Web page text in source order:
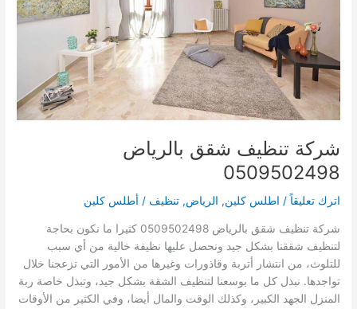
شركة تنظيف شقق بالرياض
0509502498
اترك تعليقاً / اطلس كلين, الرياض,تنظيف / أطلس كلين
شركة تنظيف شقق بالرياض 0509502498 كثيرا ما نكون بحاجة
لتنظيف شققنا بشكل جيد ونحصل عليها نظيفة خالية من أي سبب
للتلوث، من انتشار أتربة وقاذورات وغيرها من الأمور التي تزعجنا خلال
تواجدها. نبذل كل ما بوسعنا لتنظيف الشقة بشكل جيد، وتبذل خاصة ربة
المنزل الجهد الكبير، وكذلك الوقت والمال أيضا، وفي الكثير من الأوقات